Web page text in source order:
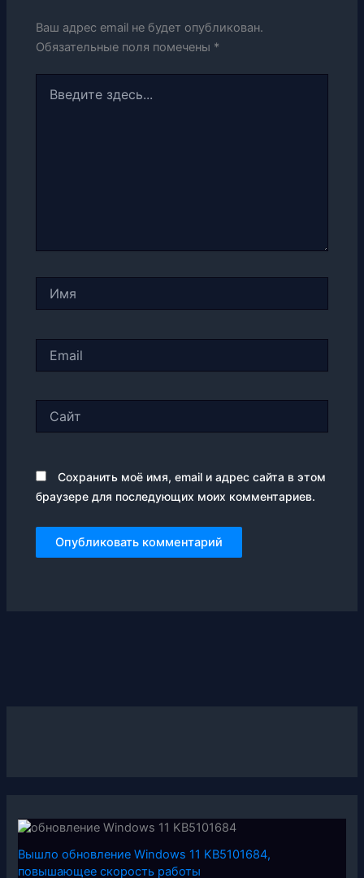
Ваш адрес email не будет опубликован.
Обязательные поля помечены *
здесь...
Сохранить моё имя, email и адрес сайта в этом
браузере для последующих моих комментариев.
Вышло обновление Windows 11 KB5101684,
повышающее скорость работы